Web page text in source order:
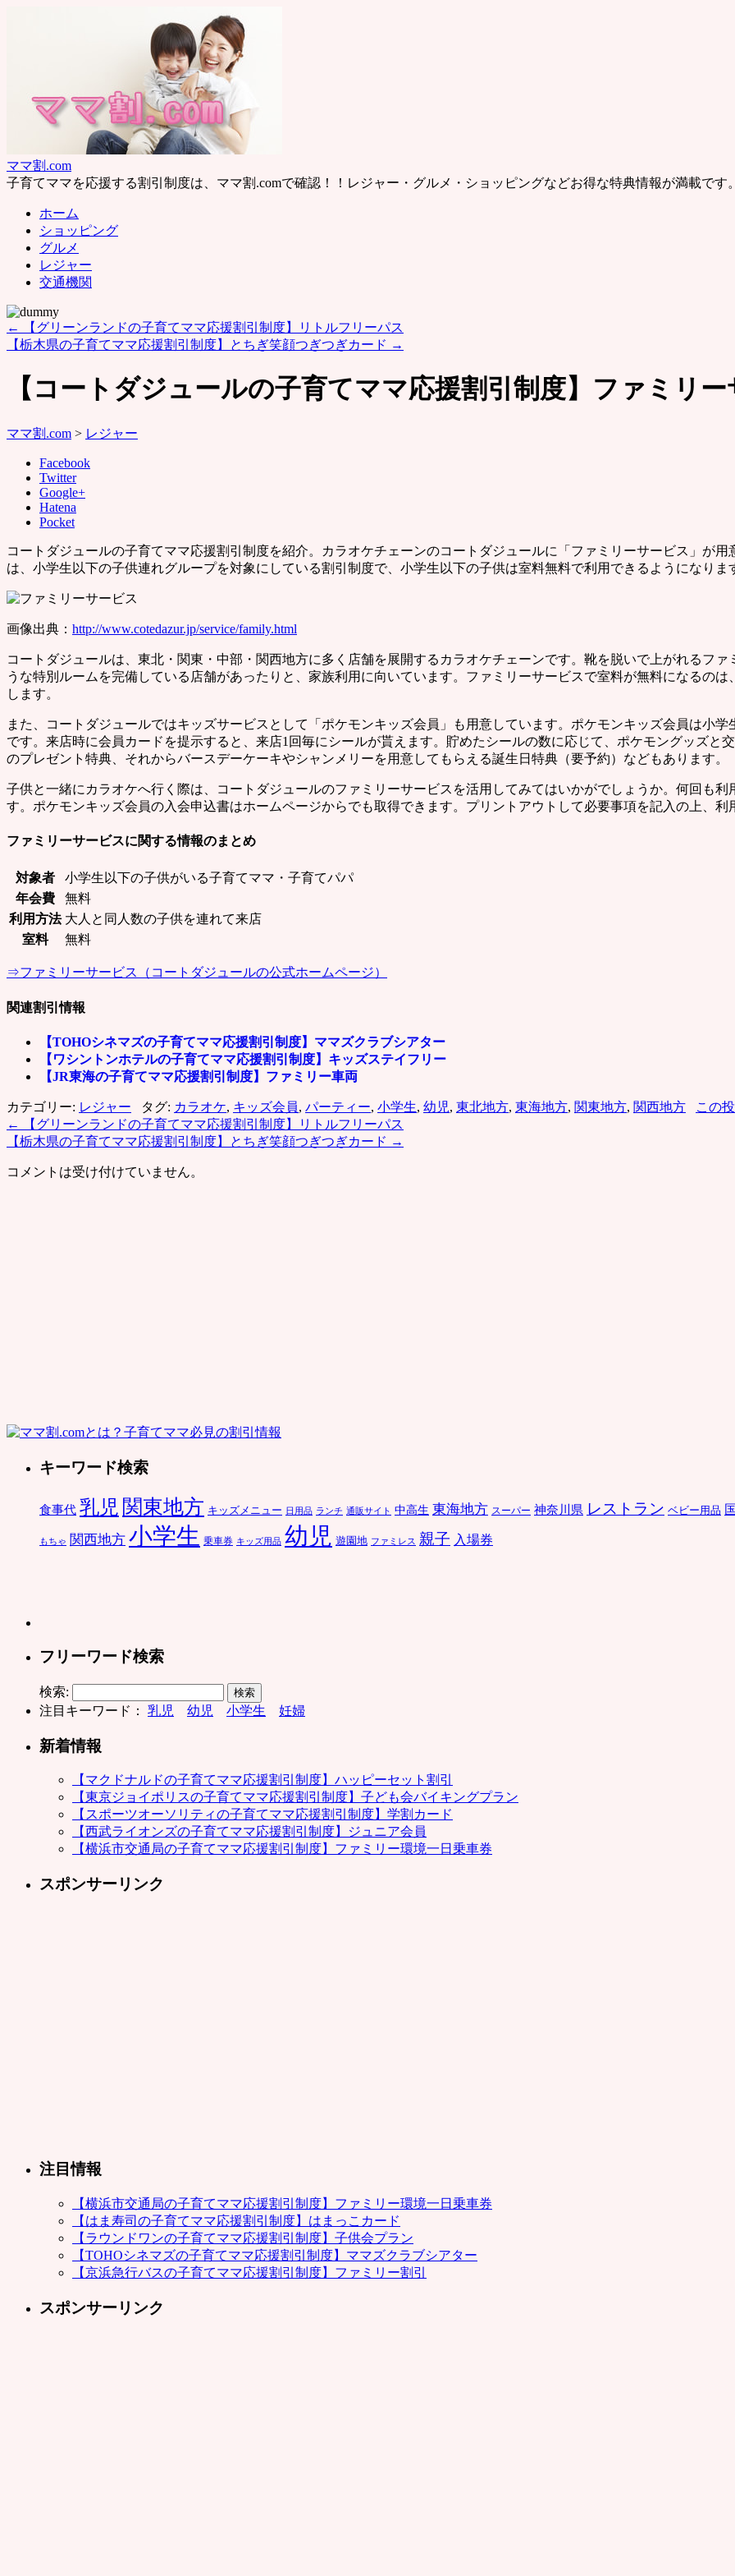
ママ割.com
子育てママを応援する割引制度は、ママ割.comで確認！！レジャー・グルメ・ショッピングなどお得な特典情報が満載です。
ホーム
ショッピング
グルメ
レジャー
交通機関
←
【グリーンランドの子育てママ応援割引制度】リトルフリーパス
【栃木県の子育てママ応援割引制度】とちぎ笑顔つぎつぎカード →
【コートダジュールの子育てママ応援割引制度】ファミリー
ママ割.com > レジャー
Facebook
Twitter
Google+
Hatena
Pocket
コートダジュールの子育てママ応援割引制度を紹介。カラオケチェーンのコートダジュールに「ファミリーサービス」が
は、小学生以下の子供連れグループを対象にしている割引制度で、小学生以下の子供は室料無料で利用できるようになりま
画像出典： http://www.cotedazur.jp/service/family.html
コートダジュールは、東北・関東・中部・関西地方に多く店舗を展開するカラオケチェーンです。靴を脱いで上がれるフ
うな特別ルームを完備している店舗があったりと、家族利用に向いています。ファミリーサービスで室料が無料になるの
します。
また、コートダジュールではキッズサービスとして「ポケモンキッズ会員」も用意しています。ポケモンキッズ会員は小
です。来店時に会員カードを提示すると、来店1回毎にシールが貰えます。貯めたシールの数に応じて、ポケモングッズと
のプレゼント特典、それからバースデーケーキやシャンメリーを用意してもらえる誕生日特典（要予約）などもあります。
子供と一緒にカラオケへ行く際は、コートダジュールのファミリーサービスを活用してみてはいかがでしょうか。何回も
す。ポケモンキッズ会員の入会申込書はホームページからでも取得できます。プリントアウトして必要事項を記入の上、利
ファミリーサービスに関する情報のまとめ
対象者
小学生以下の子供がいる子育てママ・子育てパパ
年会費
無料
利用方法 大人と同人数の子供を連れて来店
室料
無料
⇒ファミリーサービス（コートダジュールの公式ホームページ）
関連割引情報
【TOHOシネマズの子育てママ応援割引制度】ママズクラブシアター
【ワシントンホテルの子育てママ応援割引制度】キッズステイフリー
【JR東海の子育てママ応援割引制度】ファミリー車両
カテゴリー: レジャー タグ: カラオケ, キッズ会員, パーティー, 小学生, 幼児, 東北地方, 東海地方, 関東地方, 関西地方
この
←
【グリーンランドの子育てママ応援割引制度】リトルフリーパス
【栃木県の子育てママ応援割引制度】とちぎ笑顔つぎつぎカード →
コメントは受け付けていません。
キーワード検索
食事代 乳児 関東地方 キッズメニュー 日用品 ランチ 通販サイト 中高生 東海地方 スーパー 神奈川県 レストラン ベビー用品
もちゃ 関西地方 小学生 乗車券 キッズ用品 幼児 遊園地 ファミレス 親子 入場券
フリーワード検索
検索:
注目キーワード： 乳児 幼児 小学生 妊婦
新着情報
【マクドナルドの子育てママ応援割引制度】ハッピーセット割引
【東京ジョイポリスの子育てママ応援割引制度】子ども会バイキングプラン
【スポーツオーソリティの子育てママ応援割引制度】学割カード
【西武ライオンズの子育てママ応援割引制度】ジュニア会員
【横浜市交通局の子育てママ応援割引制度】ファミリー環境一日乗車券
スポンサーリンク
注目情報
【横浜市交通局の子育てママ応援割引制度】ファミリー環境一日乗車券
【はま寿司の子育てママ応援割引制度】はまっこカード
【ラウンドワンの子育てママ応援割引制度】子供会プラン
【TOHOシネマズの子育てママ応援割引制度】ママズクラブシアター
【京浜急行バスの子育てママ応援割引制度】ファミリー割引
スポンサーリンク